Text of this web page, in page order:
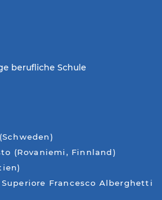
berufliche Schule
(Rovaniemi, Finnland)
Francesco Alberghetti